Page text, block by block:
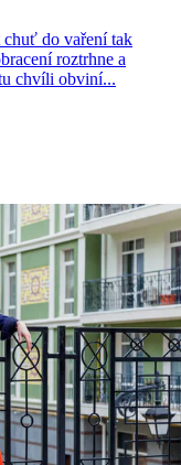
chuť do vaření tak
roztrhne a
chvíli obviní...